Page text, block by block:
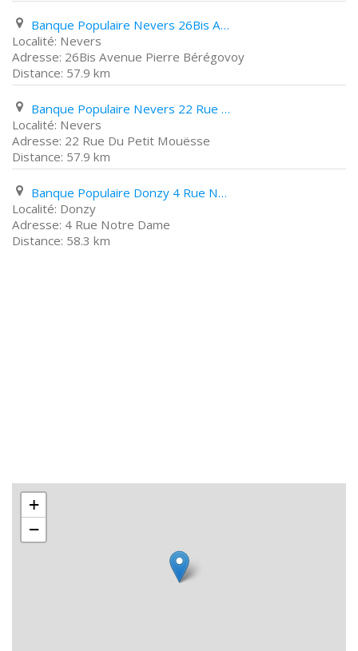
Banque Populaire Nevers 26Bis Avenue Pierre Bérégovoy
Nevers
26Bis Avenue Pierre Bérégovoy
57.9 km
Banque Populaire Nevers 22 Rue Du Petit Mouësse
Nevers
22 Rue Du Petit Mouësse
57.9 km
Banque Populaire Donzy 4 Rue Notre Dame
Donzy
4 Rue Notre Dame
58.3 km
+
−